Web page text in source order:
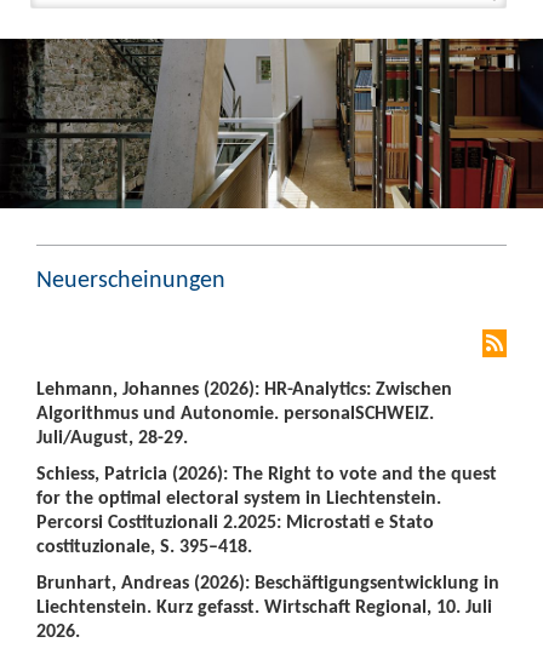
Neuerscheinungen
Lehmann, Johannes (2026): HR-Analytics: Zwischen
Algorithmus und Autonomie. personalSCHWEIZ.
Juli/August, 28-29.
Schiess, Patricia (2026): The Right to vote and the quest
for the optimal electoral system in Liechtenstein.
Percorsi Costituzionali 2.2025: Microstati e Stato
costituzionale, S. 395–418.
Brunhart, Andreas (2026): Beschäftigungsentwicklung in
Liechtenstein. Kurz gefasst. Wirtschaft Regional, 10. Juli
2026.